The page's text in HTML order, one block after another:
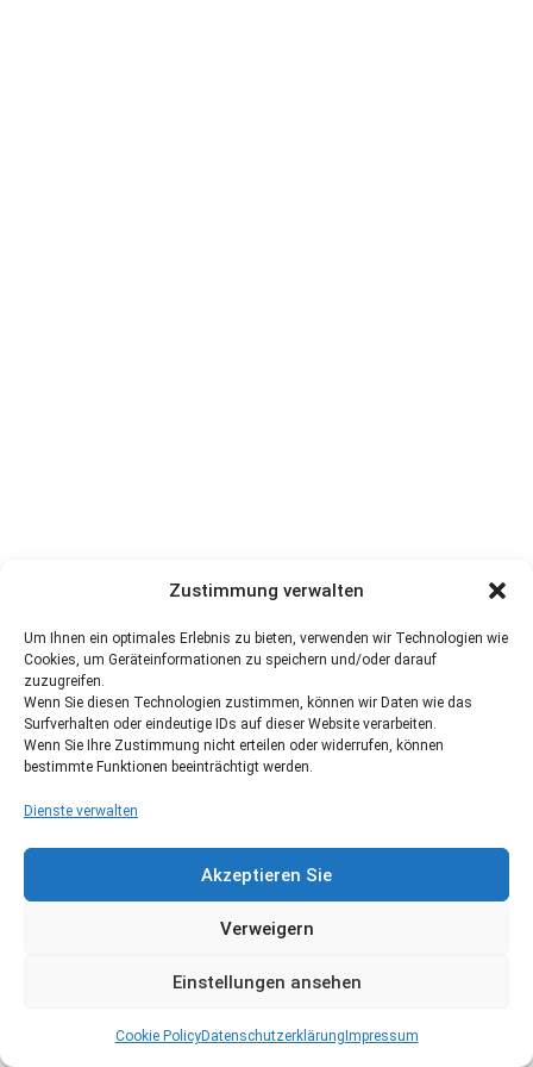
Zustimmung verwalten
Um Ihnen ein optimales Erlebnis zu bieten, verwenden wir Technologien wie
Cookies, um Geräteinformationen zu speichern und/oder darauf
zuzugreifen.
Wenn Sie diesen Technologien zustimmen, können wir Daten wie das
Surfverhalten oder eindeutige IDs auf dieser Website verarbeiten.
Wenn Sie Ihre Zustimmung nicht erteilen oder widerrufen, können
bestimmte Funktionen beeinträchtigt werden.
Dienste verwalten
Akzeptieren Sie
Verweigern
Einstellungen ansehen
Cookie PolicyDatenschutzerklärung Impressum